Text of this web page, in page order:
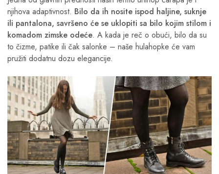
njihova adaptivnost. Bilo da ih nosite ispod haljine, suknje
ili pantalona, savršeno će se uklopiti sa bilo kojim stilom i
komadom zimske odeće. A kada je reč o obući, bilo da su
to čizme, patike ili čak salonke – naše hulahopke će vam
pružiti dodatnu dozu elegancije.